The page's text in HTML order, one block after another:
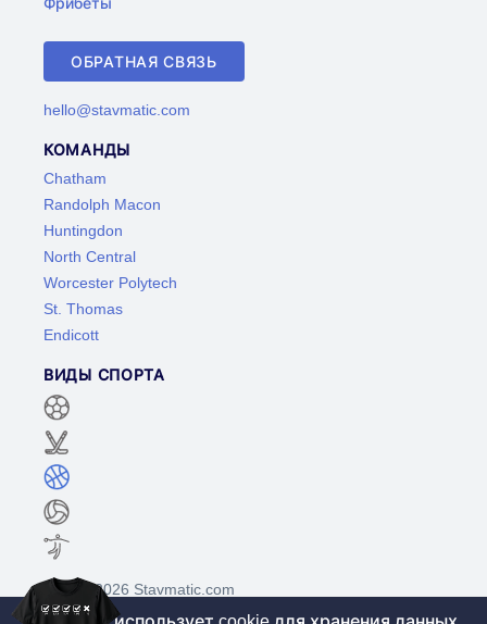
ОБРАТНАЯ СВЯЗЬ
hello@stavmatic.com
КОМАНДЫ
Chatham
Randolph Macon
Huntingdon
North Central
Worcester Polytech
St. Thomas
Endicott
ВИДЫ СПОРТА
©2017-2026 Stavmatic.com